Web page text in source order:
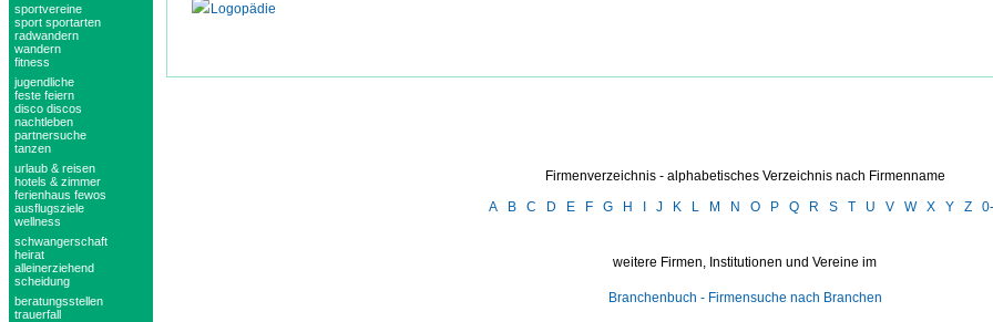
sportvereine
sport sportarten
radwandern
wandern
fitness
jugendliche
feste feiern
disco discos
nachtleben
partnersuche
tanzen
urlaub & reisen
hotels & zimmer
ferienhaus fewos
ausflugsziele
wellness
schwangerschaft
heirat
alleinerziehend
scheidung
beratungsstellen
trauerfall
Logopädie
Firmenverzeichnis - alphabetisches Verzeichnis nach Firmenname
A
B C D E F G H J K L M N O P Q R S T U V W X Y Z
weitere Firmen, Institutionen und Vereine im
Branchenbuch - Firmensuche nach Branchen